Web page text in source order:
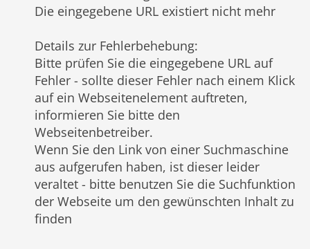
Die eingegebene URL existiert nicht mehr
Details zur Fehlerbehebung:
Bitte prüfen Sie die eingegebene URL auf
Fehler - sollte dieser Fehler nach einem Klick
auf ein Webseitenelement auftreten,
informieren Sie bitte den
Webseitenbetreiber.
Wenn Sie den Link von einer Suchmaschine
aus aufgerufen haben, ist dieser leider
veraltet - bitte benutzen Sie die Suchfunktion
der Webseite um den gewünschten Inhalt zu
finden